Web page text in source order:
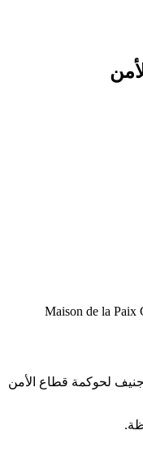
Maison de la Paix
جنيف لحوكمة قطاع الأمن